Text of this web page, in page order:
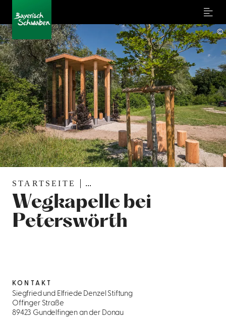
Menu
STARTSEITE ...
Wegkapelle bei
Peterswörth
©
KONTAKT
Siegfried und Elfriede Denzel Stiftung
Offinger Straße
89423 Gundelfingen an der Donau